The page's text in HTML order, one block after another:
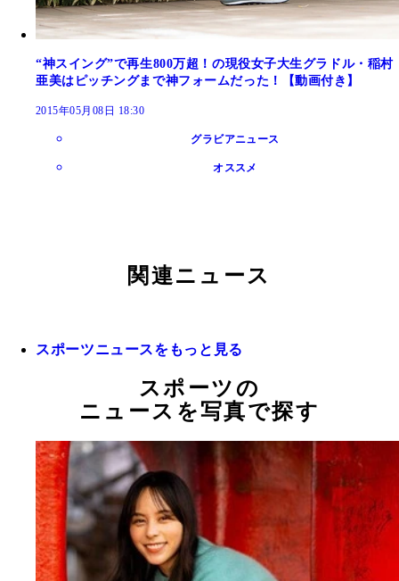
“神スイング”で再生800万超！の現役女子大生グラドル・稲村
亜美はピッチングまで神フォームだった！【動画付き】
2015年05月08日 18:30
グラビアニュース
オススメ
関連ニュース
スポーツニュースをもっと見る
スポーツの
ニュースを写真で探す